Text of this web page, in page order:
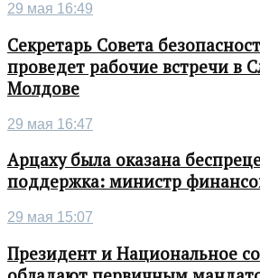
29 мая 16:49
Секретарь Совета
проведет рабочие встречи в
Молдове
29 мая 16:47
Арцаху была оказана
поддержка: министр
29 мая 15:07
Президент и Национальное